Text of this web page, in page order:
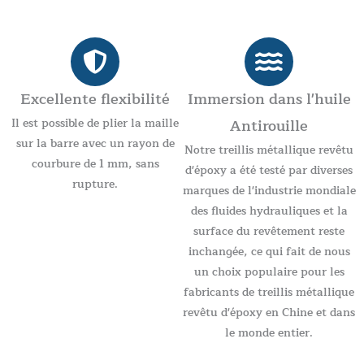
Excellente flexibilité
Il est possible de plier la maille
sur la barre avec un rayon de
courbure de 1 mm, sans
rupture.
Immersion dans l'huile
Antirouille
Notre treillis métallique revêtu
d'époxy a été testé par diverses
marques de l'industrie mondiale
des fluides hydrauliques et la
surface du revêtement reste
inchangée, ce qui fait de nous
un choix populaire pour les
fabricants de treillis métallique
revêtu d'époxy en Chine et dans
le monde entier.